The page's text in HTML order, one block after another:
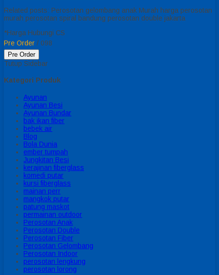
Related posts: Perosotan gelombang anak Murah harga perosotan
murah perosotan spiral bandung perosotan double jakarta
*Harga Hubungi CS
Pre Order / 098
Pre Order
Tutup Sidebar
Kategori Produk
Ayunan
Ayunan Besi
Ayunan Bundar
bak ikan fiber
bebek air
Blog
Bola Dunia
ember tumpah
Jungkitan Besi
kerajinan fiberglass
komedi putar
kursi fiberglass
mainan perr
mangkok putar
patung maskot
permainan outdoor
Perosotan Anak
Perosotan Double
Perosotan Fiber
Perosotan Gelombang
Perosotan Indoor
perosotan lengkung
perosotan lorong